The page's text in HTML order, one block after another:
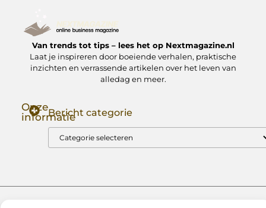
Van trends tot tips – lees het op Nextmagazine.nl
Laat je inspireren door boeiende verhalen, praktische
inzichten en verrassende artikelen over het leven van
alledag en meer.
Onze
informatieBericht categorie